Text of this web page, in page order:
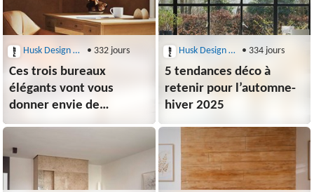
Husk Design Blog • 332 jours
Ces trois bureaux
élégants vont vous
donner envie de
travailler (ou pas)
Husk Design Blog • 334 jours
5 tendances déco à
retenir pour l’automne-
hiver 2025